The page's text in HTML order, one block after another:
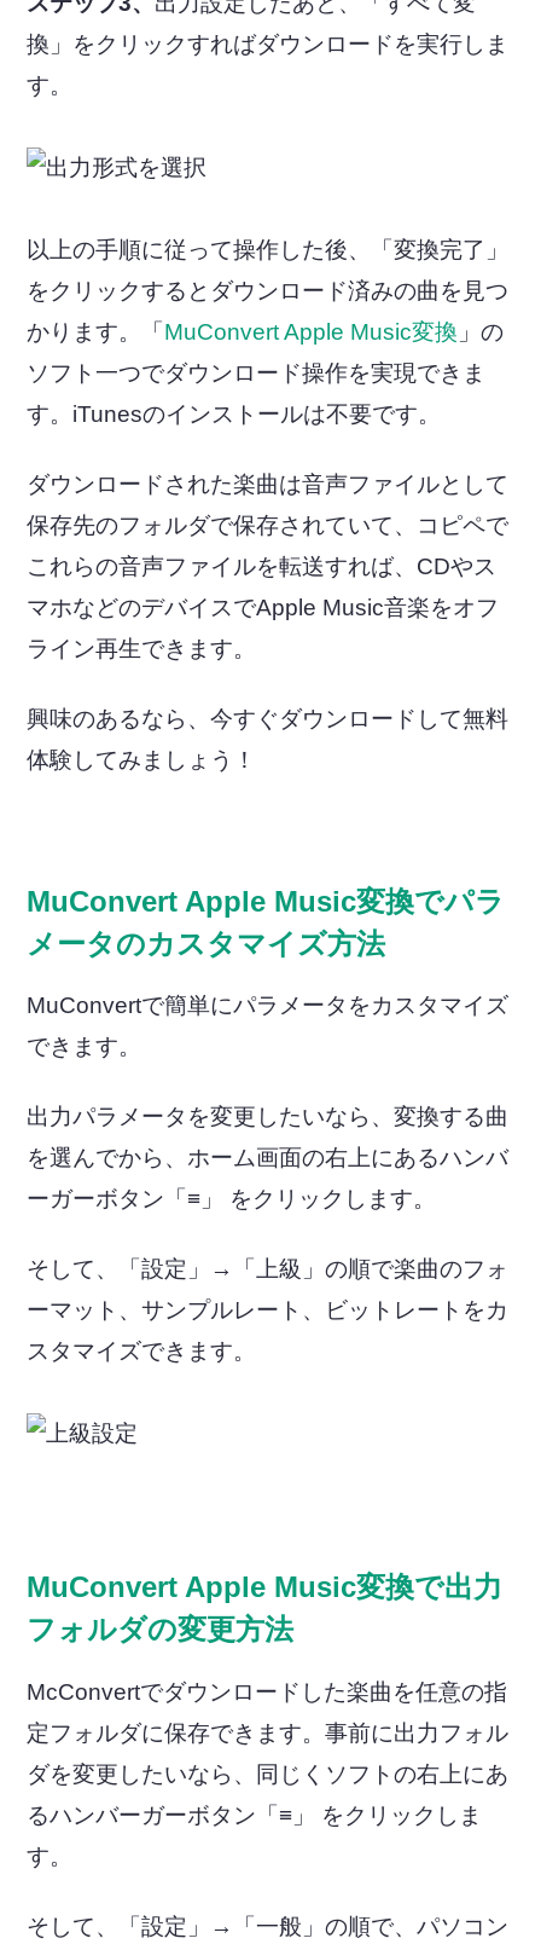
換」をクリックすればダウンロードを実行しま
す。
以上の手順に従って操作した後、「変換完了」
をクリックするとダウンロード済みの曲を見つ
かります。「 MuConvert Apple Music変換 」の
ソフト一つでダウンロード操作を実現できま
す。iTunesのインストールは不要です。
ダウンロードされた楽曲は音声ファイルとして
保存先のフォルダで保存されていて、コピペで
これらの音声ファイルを転送すれば、CDやス
マホなどのデバイスでApple Music音楽をオフ
ライン再生できます。
興味のあるなら、今すぐダウンロードして無料
体験してみましょう！
MuConvert Apple Music変換でパラ
メータのカスタマイズ方法
MuConvertで簡単にパラメータをカスタマイズ
できます。
出力パラメータを変更したいなら、変換する曲
を選んでから、ホーム画面の右上にあるハンバ
ーガーボタン「≡」 をクリックします。
そして、「設定」→「上級」の順で楽曲のフォ
ーマット、サンプルレート、ビットレートをカ
スタマイズできます。
MuConvert Apple Music変換で出力
フォルダの変更方法
McConvertでダウンロードした楽曲を任意の指
定フォルダに保存できます。事前に出力フォル
ダを変更したいなら、同じくソフトの右上にあ
るハンバーガーボタン「≡」 をクリックしま
す。
そして、「設定」→「一般」の順で、パソコン